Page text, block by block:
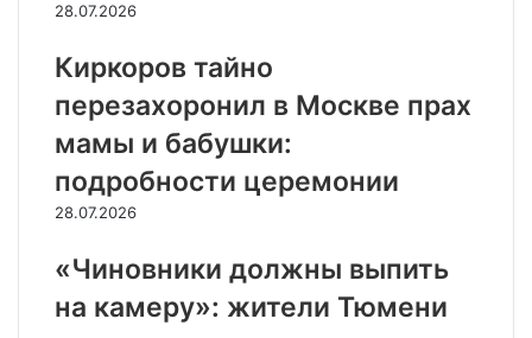
28.07.2026
Киркоров тайно
перезахоронил в Москве прах
мамы и бабушки:
подробности церемонии
28.07.2026
«Чиновники должны выпить
на камеру»: жители Тюмени